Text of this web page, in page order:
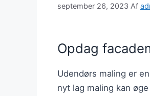
september 26, 2023 Af
Opdag
Udendørs maling er
nyt lag maling kan